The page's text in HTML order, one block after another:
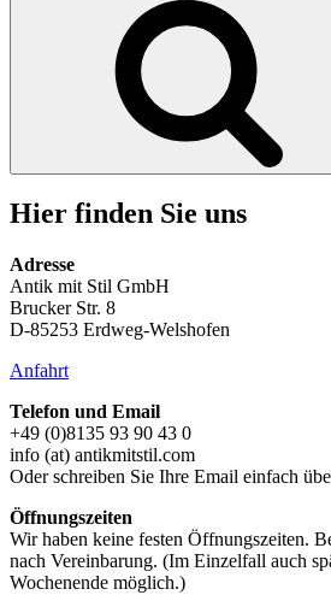
Hier finden Sie uns
Adresse
Antik mit Stil GmbH
Brucker Str. 8
D-85253 Erdweg-Welshofen
Anfahrt
Telefon und Email
+49 (0)8135 93 90 43 0
info (at) antikmitstil.com
Oder schreiben Sie Ihre Email einfach
Öffnungszeiten
Wir haben keine festen Öffnungszeiten.
nach Vereinbarung. (Im Einzelfall auch
Wochenende möglich.)